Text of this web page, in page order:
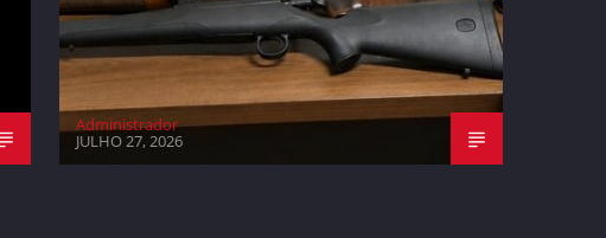
Administrador
JULHO 27, 2026